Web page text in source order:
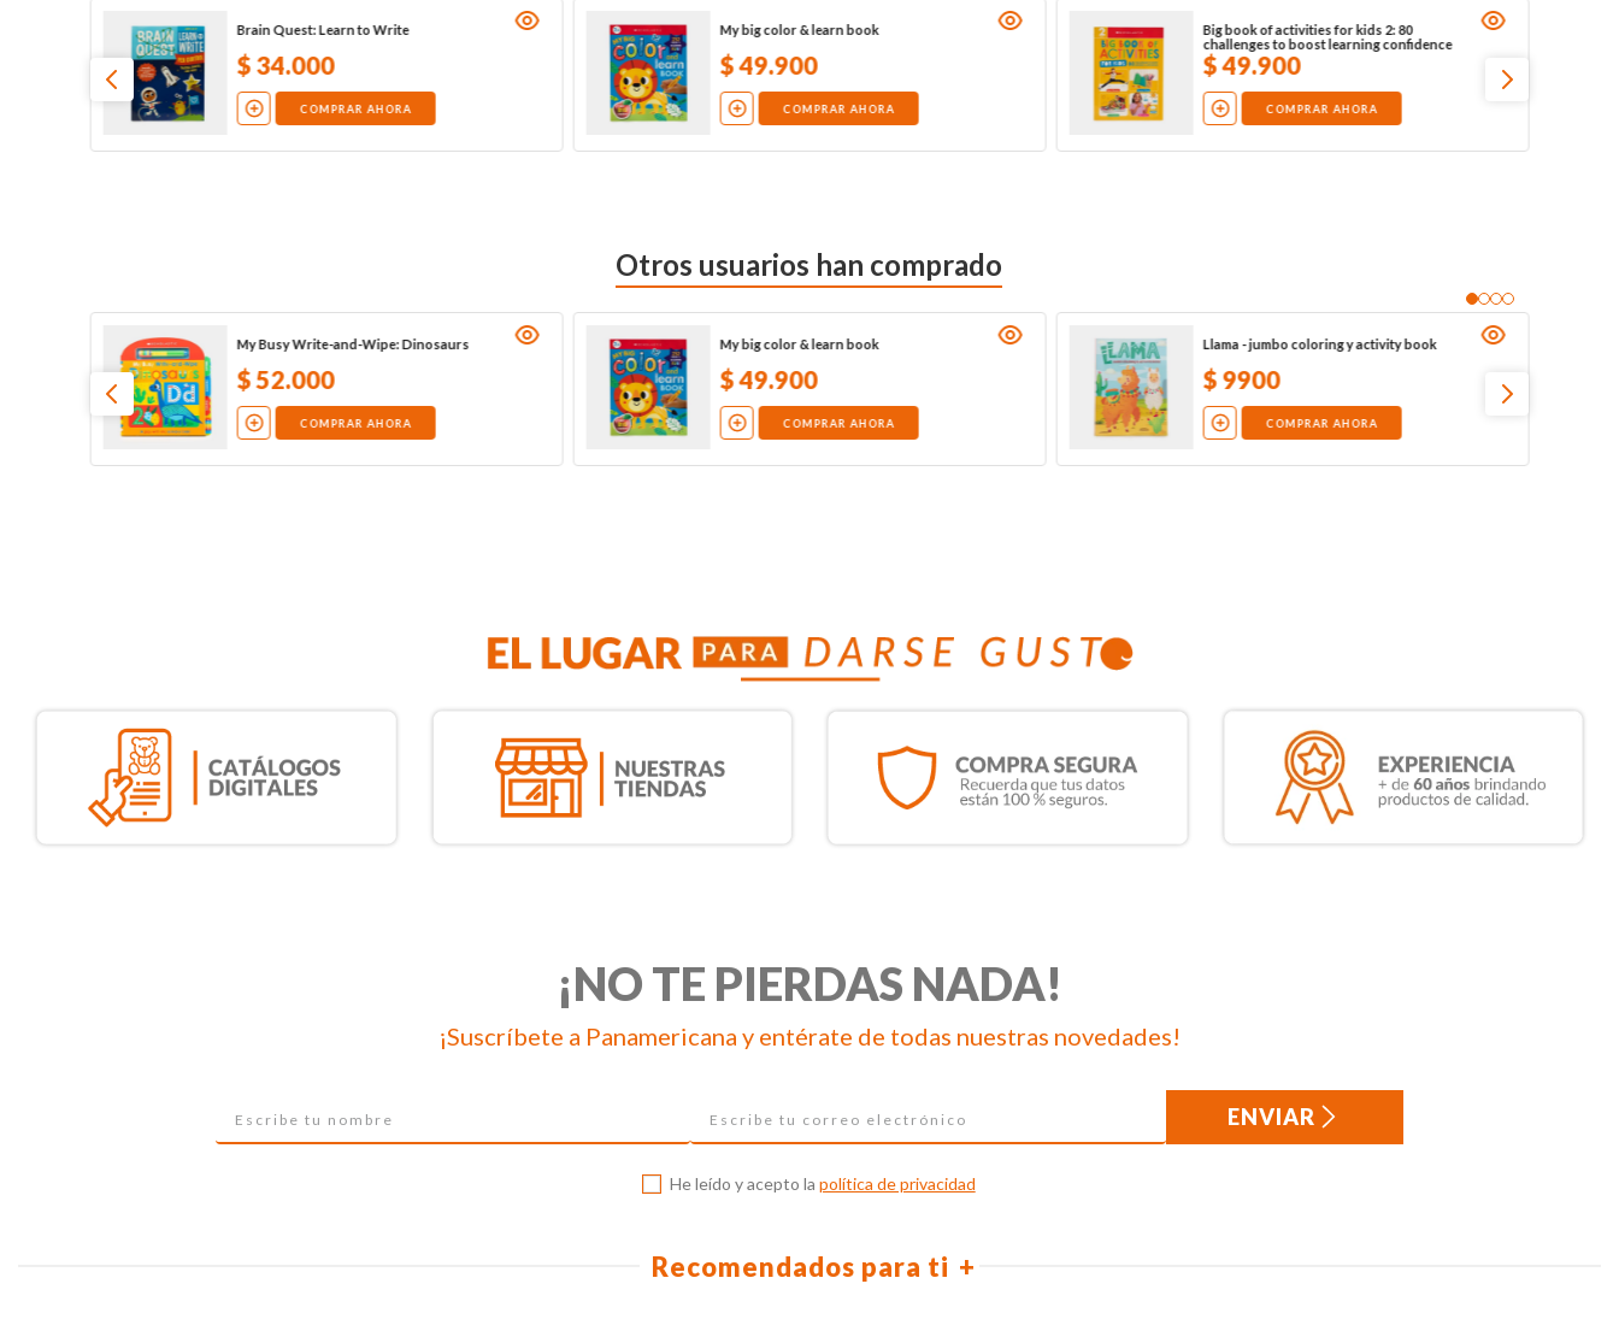
Brain Quest: Learn to Write
$34.000
COMPRAR AHORA
My big color & learn book
$49.900
COMPRAR AHORA
Big book of activities for kids 2: 80
challenges to boost learning confidence
$49.900
COMPRAR AHORA
Otros usuarios han comprado
My Busy Write-and-Wipe: Dinosaurs
$52.000
COMPRAR AHORA
My big color & learn book
$49.900
COMPRAR AHORA
Llama - jumbo coloring y activity book
$9900
COMPRAR AHORA
¡NO TE PIERDAS NADA!
¡Suscríbete a Panamericana y entérate de todas nuestras novedades!
ENVIAR
He leído y acepto la política de privacidad
Recomendados para ti